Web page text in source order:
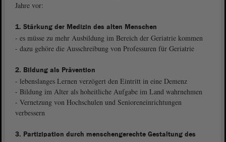
Jahre vor:
1. Stärkung der Medizin des alten Menschen
- es müsse zu mehr Ausbildung im Bereich der Geriatrie kommen
- dazu gehöre die Ausschreibung von Professuren für Geriatrie
2. Bildung als Prävention
- lebenslanges Lernen verzögert den Eintritt in eine Demenz
- Bildung im Alter als hoheitliche Aufgabe im Land wahrnehmen
- Vernetzung von Hochschulen und Senioreneinrichtungen
verbessern
3. Partizipation durch menschengerechte Gestaltung des